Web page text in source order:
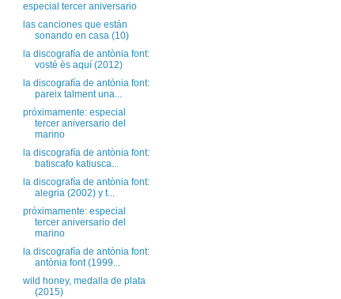
especial tercer aniversario
las canciones que están
sonando en casa (10)
la discografía de antònia font:
vosté ès aquí (2012)
la discografía de antònia font:
pareix talment una...
próximamente: especial
tercer aniversario del
marino
la discografía de antònia font:
batiscafo katiusca...
la discografía de antònia font:
alegria (2002) y t...
próximamente: especial
tercer aniversario del
marino
la discografía de antònia font:
antònia font (1999...
wild honey, medalla de plata
(2015)